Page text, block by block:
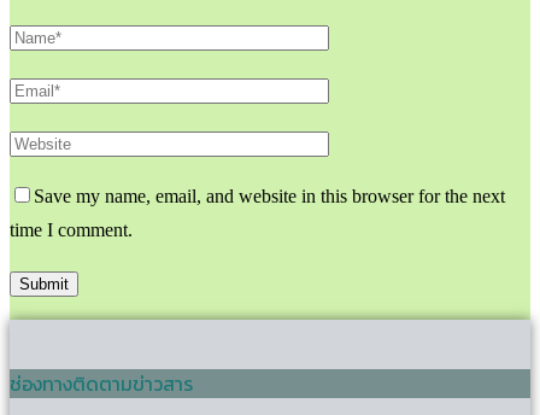
Save my name, email, and website in this browser for the next
time I comment.
ช่องทางติดตามข่าวสาร